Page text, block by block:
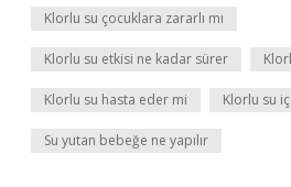
Klorlu su çocuklara zararlı mı
Klorlu su etkisi ne kadar sürer
Klorlu su hasta eder mi Klorlu su
Su yutan bebeğe ne yapılır